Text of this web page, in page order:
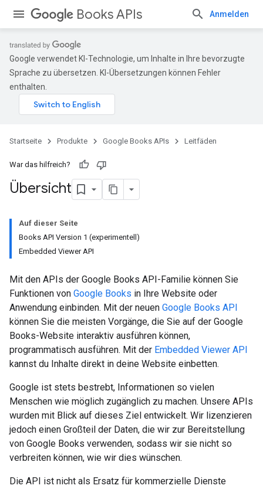
Books APIs Anmelden
Google verwendet KI-Technologie, um Inhalte in Ihre bevorzugte
Sprache zu übersetzen. KI-Übersetzungen können Fehler
enthalten.
Startseite Produkte Google Books APIs Leitfäden
War das hilfreich?
Übersicht
Auf dieser Seite
Books API Version 1 (experimentell)
Embedded Viewer API
Mit den APIs der Google Books API-Familie können Sie
Funktionen von Google Books in Ihre Website oder
Anwendung einbinden. Mit der neuen Google Books API
können Sie die meisten Vorgänge, die Sie auf der Google
Books-Website interaktiv ausführen können,
programmatisch ausführen. Mit der Embedded Viewer API
kannst du Inhalte direkt in deine Website einbetten.
Google ist stets bestrebt, Informationen so vielen
Menschen wie möglich zugänglich zu machen. Unsere APIs
wurden mit Blick auf dieses Ziel entwickelt. Wir lizenzieren
jedoch einen Großteil der Daten, die wir zur Bereitstellung
von Google Books verwenden, sodass wir sie nicht so
verbreiten können, wie wir dies wünschen.
Die API ist nicht als Ersatz für kommerzielle Dienste